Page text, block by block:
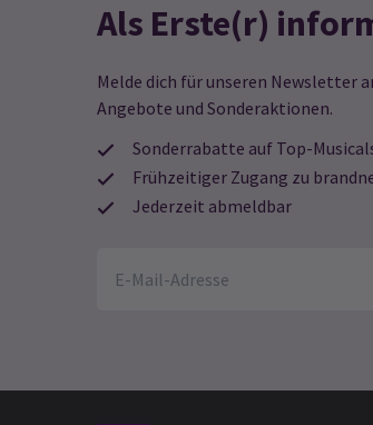
Als Erste(r)
Melde dich für unseren Newsletter
Angebote und Sonderaktionen.
Sonderrabatte auf Top-
Frühzeitiger Zugang zu
Jederzeit abmeldbar